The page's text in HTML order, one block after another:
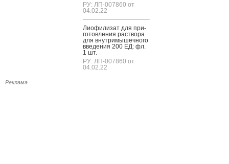
РУ: ЛП-007860 от
04.02.22
Ли­офи­лизат для при­
готов­ле­ния рас­тво­ра
для внут­ри­мышеч­но­го
вве­дения 200 ЕД: фл.
1 шт.
РУ: ЛП-007860 от
04.02.22
Реклама